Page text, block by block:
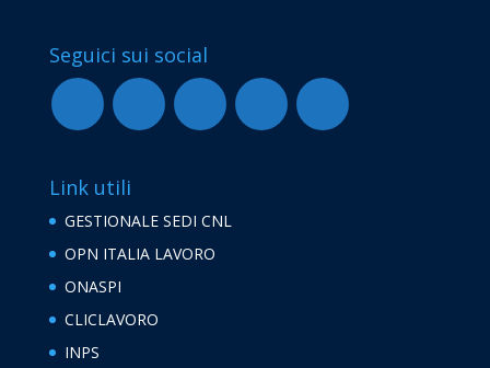
Seguici sui social
Link utili
GESTIONALE SEDI CNL
OPN ITALIA LAVORO
ONASPI
CLICLAVORO
INPS